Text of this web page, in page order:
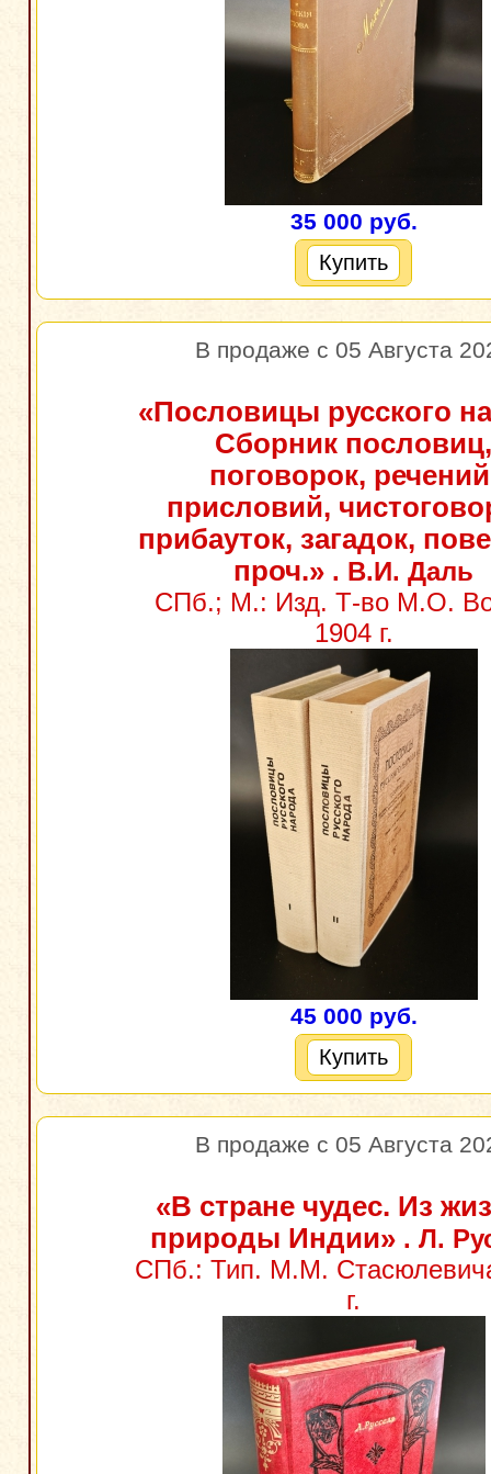
35 000 руб.
Купить
В продаже с 05 Августа
«Пословицы русского
Сборник пословиц,
поговорок,
присловий,
прибауток, загадок,
проч.» . В.И. Даль
СПб.; М.: Изд. Т-во М.О.
1904 г.
45 000 руб.
Купить
В продаже с 05 Августа
«В стране чудес. Из
природы Индии» . Л.
СПб.: Тип. М.М.
г.